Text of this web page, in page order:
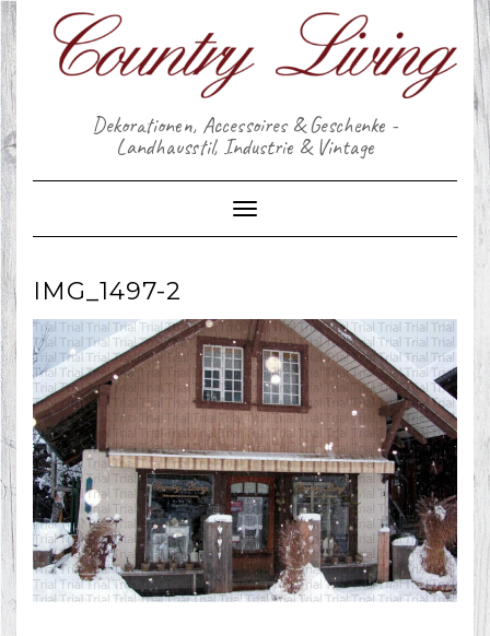
Skip
to
content
Dekorationen, Accessoires & Geschenke -
Landhausstil, Industrie & Vintage
Toggle Navigation
IMG_1497-2